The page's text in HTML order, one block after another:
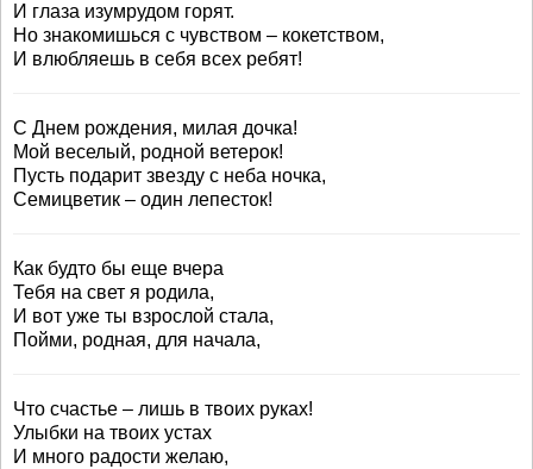
И глаза изумрудом горят.
Но знакомишься с чувством – кокетством,
И влюбляешь в себя всех ребят!
С Днем рождения, милая дочка!
Мой веселый, родной ветерок!
Пусть подарит звезду с неба ночка,
Семицветик – один лепесток!
Как будто бы еще вчера
Тебя на свет я родила,
И вот уже ты взрослой стала,
Пойми, родная, для начала,
Что счастье – лишь в твоих руках!
Улыбки на твоих устах
И много радости желаю,